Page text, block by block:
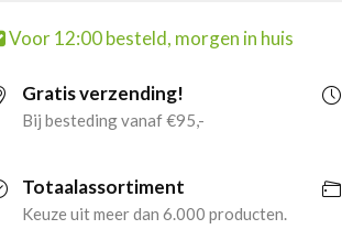
Spenen
(150
Voor 12:00 besteld, morgen in huis
Gratis verzending!
Bij besteding vanaf €95,-
Totaalassortiment
Keuze uit meer dan 6.000 producten.